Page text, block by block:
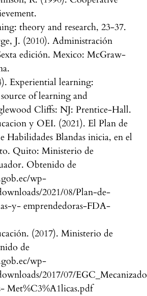
theory and research, 23-37.
J. (2010). Administración
edición. Mexico: McGraw-
Experiential learning:
of learning and
Cliffs: NJ: Prentice-Hall.
y OEI. (2021). El Plan de
Habilidades Blandas inicia, en el
Quito: Ministerio de
Obtenido de
wp-
2021/08/Plan-de-
y- emprendedoras-FDA-
(2017). Ministerio de
de
wp-
2017/07/
Met%C3%A1licas.pdf